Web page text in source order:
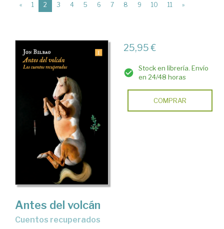
« 1 2 (current)
3 4 5 6 7 8 9 10 11 »
25,95 €
Stock en librería. Envío
en 24/48 horas
COMPRAR
Antes del volcán
Cuentos recuperados